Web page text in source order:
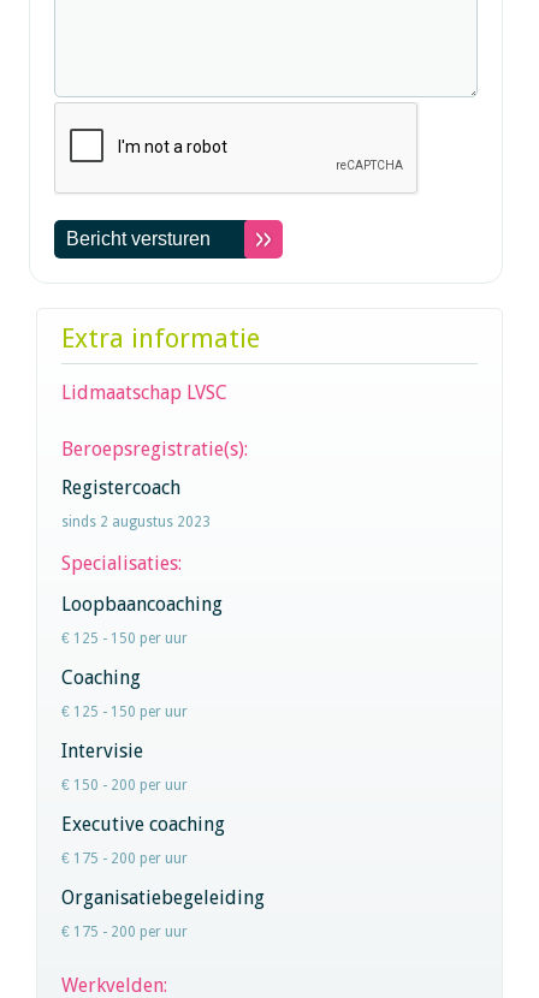
Extra informatie
Lidmaatschap LVSC
Beroepsregistratie(s):
Registercoach
sinds 2 augustus 2023
Specialisaties:
Loopbaancoaching
€ 125 - 150 per uur
Coaching
€ 125 - 150 per uur
Intervisie
€ 150 - 200 per uur
Executive coaching
€ 175 - 200 per uur
Organisatiebegeleiding
€ 175 - 200 per uur
Werkvelden: